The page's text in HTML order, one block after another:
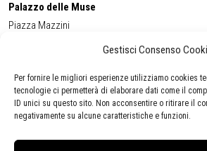
Gestisci Consenso
Per fornire le migliori esperienze utilizziamo cookies
tecnologie ci permetterà di elaborare dati come il
ID unici su questo sito. Non acconsentire o ritirare il
negativamente su alcune caratteristiche e funzioni.
Palazzo delle Muse
Piazza Mazzini
Cell:+39 338 5714978
Tel:
+39 0584 944580
(orario 09.00/13.00)
Email:gamc@comune.viareggio.lu.it
Segnalazione di inaccessibilità